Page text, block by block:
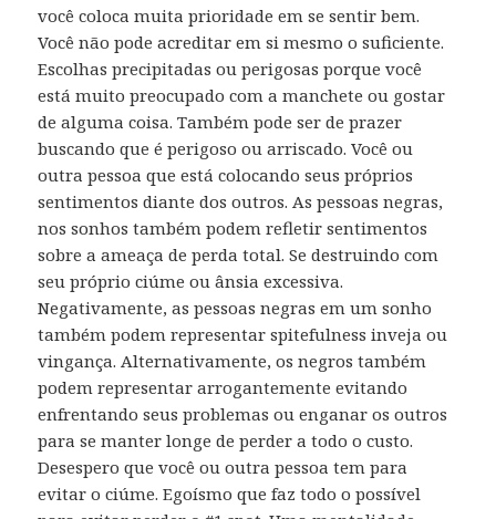
você coloca muita prioridade em se sentir bem.
Você não pode acreditar em si mesmo o suficiente.
Escolhas precipitadas ou perigosas porque você
está muito preocupado com a manchete ou gostar
de alguma coisa. Também pode ser de prazer
buscando que é perigoso ou arriscado. Você ou
outra pessoa que está colocando seus próprios
sentimentos diante dos outros. As pessoas negras,
nos sonhos também podem refletir sentimentos
sobre a ameaça de perda total. Se destruindo com
seu próprio ciúme ou ânsia excessiva.
Negativamente, as pessoas negras em um sonho
também podem representar spitefulness inveja ou
vingança. Alternativamente, os negros também
podem representar arrogantemente evitando
enfrentando seus problemas ou enganar os outros
para se manter longe de perder a todo o custo.
Desespero que você ou outra pessoa tem para
evitar o ciúme. Egoísmo que faz todo o possível